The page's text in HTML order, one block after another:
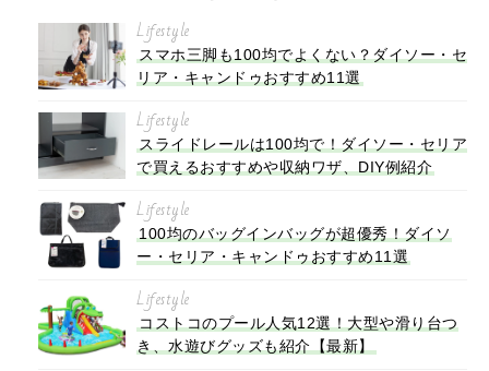
Lifestyle
スマホ三脚も100均でよくない？ダイソー・セ
リア・キャンドゥおすすめ11選
Lifestyle
スライドレールは100均で！ダイソー・セリア
で買えるおすすめや収納ワザ、DIY例紹介
Lifestyle
100均のバッグインバッグが超優秀！ダイソ
ー・セリア・キャンドゥおすすめ11選
Lifestyle
コストコのプール人気12選！大型や滑り台つ
き、水遊びグッズも紹介【最新】